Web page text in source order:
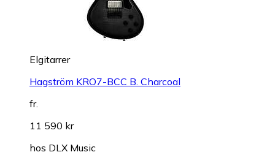
Elgitarrer
Hagström KRO7-BCC B. Charcoal
fr.
11 590 kr
hos DLX Music